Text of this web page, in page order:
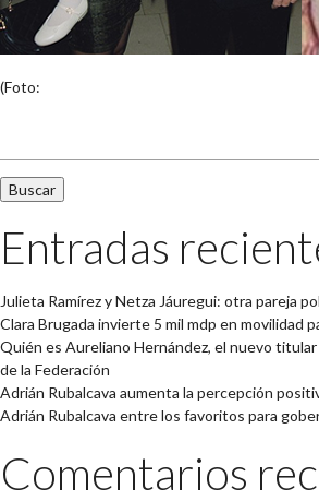
(Foto:
Entradas
Julieta Ramírez y Netza Jáuregui: otra pareja
Clara Brugada invierte 5 mil mdp en movilidad
Quién es Aureliano Hernández, el nuevo
de la Federación
Adrián Rubalcava aumenta la percepción
Adrián Rubalcava entre los favoritos para
Comentarios